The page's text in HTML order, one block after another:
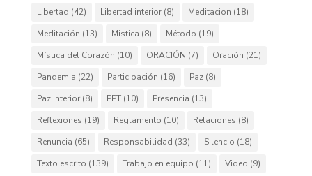
Libertad (42) Libertad interior(8) Meditacion (18)
Meditación (13) Mistica (8) Método (19)
Mística del Corazón (10) ORACIÓN (7) Oración (21)
Pandemia (22) Participación (16) Paz(8)
Paz interior(8) PPT(10) Presencia (13)
Reflexiones (19) Reglamento (10) Relaciones (8)
Renuncia (65) Responsabilidad (33) Silencio (18)
Texto escrito (139) Trabajo en equipo (11) Video (9)